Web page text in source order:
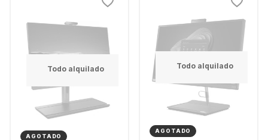
Todo alquilado
AGOTADO
Todo alquilado
AGOTADO